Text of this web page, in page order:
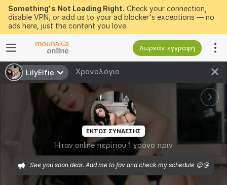
Something's Not Loading Right. Check your connection,
disable VPN, or add us to your ad blocker's exceptions — no
ads here, just the content you love.
Δωρεάν εγγραφή
LilyElfie Χρονολόγιο
ΕΚΤΟΣ ΣΥΝΔΕΣΗΣ
Ήταν online περίπου 1 χρόνο πριν
See you soon dear. Add me to fav and check my schedule 😉😘